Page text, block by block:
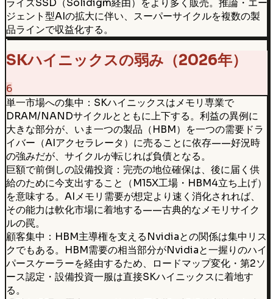
ライズSSD（Solidigm経由）をより多く販売。推論・エー
ジェント型AIの拡大に伴い、スーパーサイクルを複数の製
品ラインで収益化する。
SKハイニックスの弱み（2026年）
6
単一市場への集中：SKハイニックスはメモリ専業で
DRAM/NANDサイクルとともに上下する。利益の異例に
大きな部分が、いま一つの製品（HBM）を一つの需要ドラ
イバー（AIアクセラレータ）に売ることに依存——好況時
の強みだが、サイクルが転じれば負債となる。
巨額で前倒しの設備投資：完売の地位確保は、後に届く供
給のために今支出すること（M15X工場・HBM4立ち上げ）
を意味する。AIメモリ需要が想定より速く消化されれば、
その能力は軟化市場に着地する——古典的なメモリサイク
ルの罠。
顧客集中：HBM主導権を支えるNvidiaとの関係は集中リス
クでもある。HBM需要の相当部分がNvidiaと一握りのハイ
パースケーラーを経由するため、ロードマップ変化・第2ソ
ース認定・設備投資一服は直接SKハイニックスに着地す
る。